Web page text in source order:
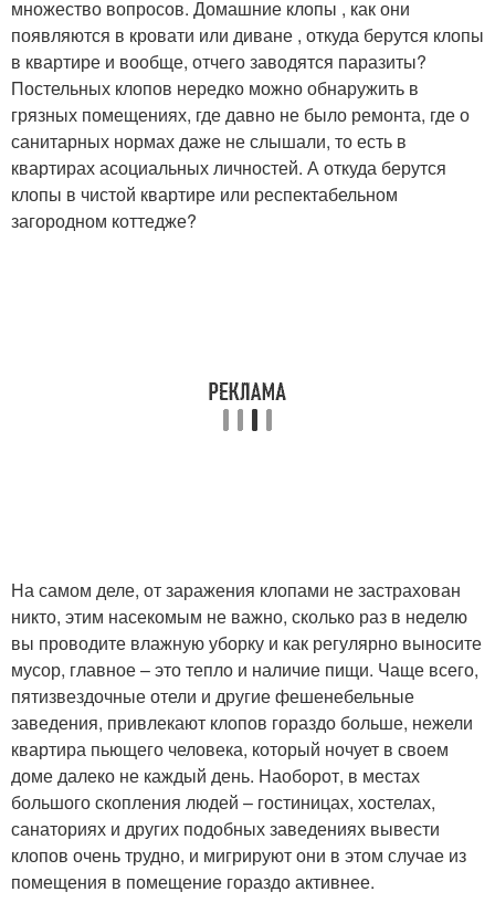
множество вопросов. Домашние клопы , как они
появляются в кровати или диване , откуда берутся клопы
в квартире и вообще, отчего заводятся паразиты?
Постельных клопов нередко можно обнаружить в
грязных помещениях, где давно не было ремонта, где о
санитарных нормах даже не слышали, то есть в
квартирах асоциальных личностей. А откуда берутся
клопы в чистой квартире или респектабельном
загородном коттедже?
На самом деле, от заражения клопами не застрахован
никто, этим насекомым не важно, сколько раз в неделю
вы проводите влажную уборку и как регулярно выносите
мусор, главное – это тепло и наличие пищи. Чаще всего,
пятизвездочные отели и другие фешенебельные
заведения, привлекают клопов гораздо больше, нежели
квартира пьющего человека, который ночует в своем
доме далеко не каждый день. Наоборот, в местах
большого скопления людей – гостиницах, хостелах,
санаториях и других подобных заведениях вывести
клопов очень трудно, и мигрируют они в этом случае из
помещения в помещение гораздо активнее.